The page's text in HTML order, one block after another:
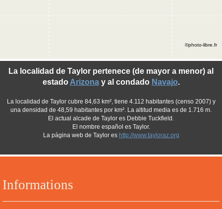
Informations
La localidad de Taylor pertenece (de mayor a menor) al
estado Arizonay al condado Navajo.
La localidad de Taylor cubre 84,63 km², tiene 4.112 habitantes (censo 2007) y
una densidad de 48,59 habitantes por km². La altitud media es de 1.716 m.
El actual alcade de Taylor es Debbie Tuckfield.
El nombre español es Taylor.
La página web de Taylor es http://www.tayloraz.org
©photo-libre.fr